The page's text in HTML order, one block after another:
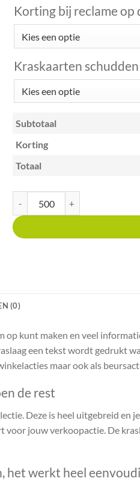
Korting bij reclame op
Kraskaarten schudden
Subtotaal
Korting
Totaal
(0)
op kunt maken en veel
een tekst wordt gedrukt
maar ook als
de rest
Deze is heel uitgebreid
jouw verkoopactie. De
het werkt heel